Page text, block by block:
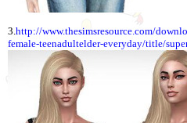
3.http://www.thesimsresource.com/
female-teenadultelder-everyday/title/